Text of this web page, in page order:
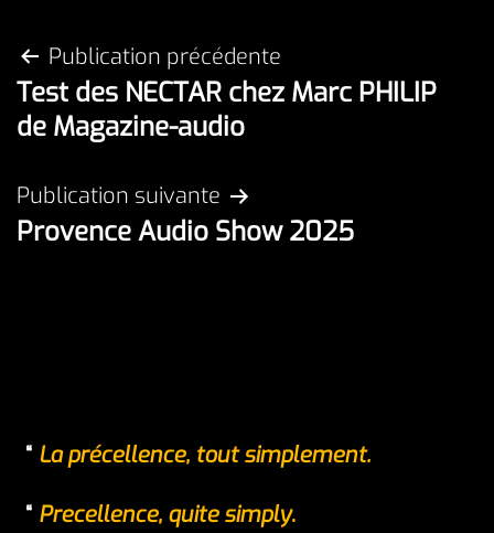
Navigation
de
l’article
Publication précédente
Test des NECTAR chez Marc PHILIP
de Magazine-audio
Publication suivante
Provence Audio Show 2025
La précellence, tout simplement.
Precellence, quite simply.